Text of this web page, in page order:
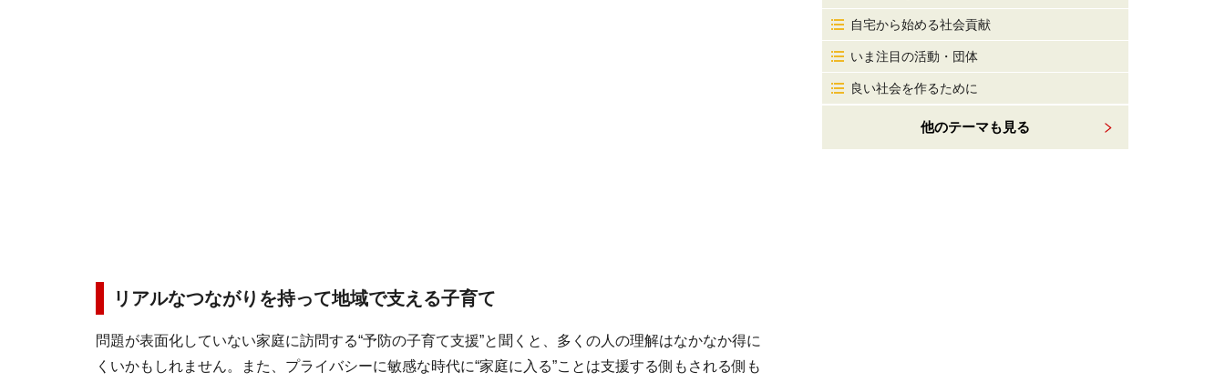
リアルなつながりを持って地域で支える子育て
問題が表面化していない家庭に訪問する“予防の子育て支援”と聞くと、多くの人の理解はなかなか得に
くいかもしれません。また、プライバシーに敏感な時代に“家庭に入る”ことは支援する側もされる側も
自宅から始める社会貢献
いま注目の活動・団体
良い社会を作るために
他のテーマも見る